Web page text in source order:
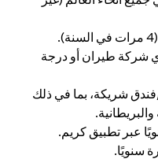
شركة طيران أو درجة
طيران/فندق شريكة، بما في ذلك